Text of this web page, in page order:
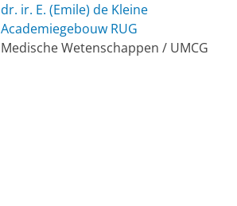
dr. ir. E. (Emile) de Kleine
Academiegebouw RUG
Medische Wetenschappen / UMCG